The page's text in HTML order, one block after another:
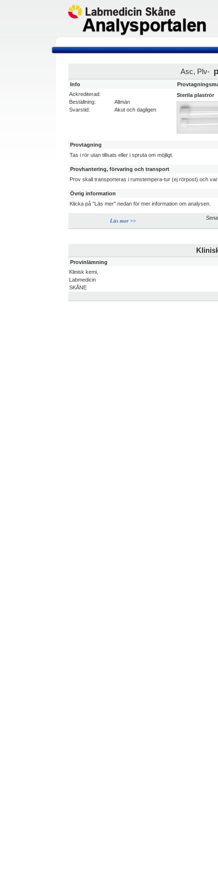
Asc, Plv-
Info
Ackrediterad:
Beställning:
Allmän
Svarstid:
Akut och dagligen
Sterila plaströr
Provtagning
Tas i rör utan tillsats eller i spruta om möjligt.
Provhantering, förvaring och transport
Prov skall transporteras i rumstempera-tur (ej rörpost) och
Övrig information
Klicka på "Läs mer" nedan för mer information om analysen.
Läs mer >>
Provinlämning
Klinisk kemi,
Labmedicin
SKÅNE